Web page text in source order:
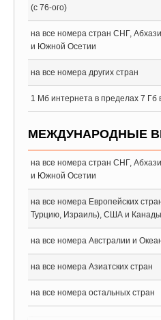
(с 76-ого)
на все номера стран СНГ,
и Южной Осетии
на все номера других стран
1 Мб интернета в пределах 7 Гб
МЕЖДУНАРОДНЫЕ
на все номера стран СНГ,
и Южной Осетии
на все номера Европейских
Турцию, Израиль), США и Канады
на все номера Австралии и
на все номера Азиатских стран
на все номера остальных стран